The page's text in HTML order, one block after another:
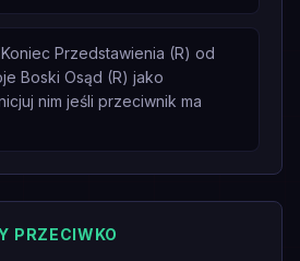
Przedstawienia (R) od
Boski Osąd (R) jako
nim jeśli przeciwnik ma
PRZECIWKO